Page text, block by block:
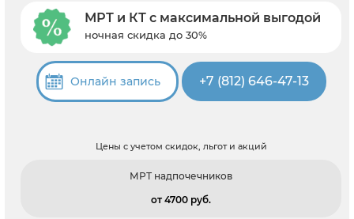
МРТ и КТ с максимальной выгодой
ночная скидка до 30%
Онлайн запись +7 (812) 646-47-13
Цены с учетом скидок, льгот и акций
МРТ надпочечников
от 4700 pуб.